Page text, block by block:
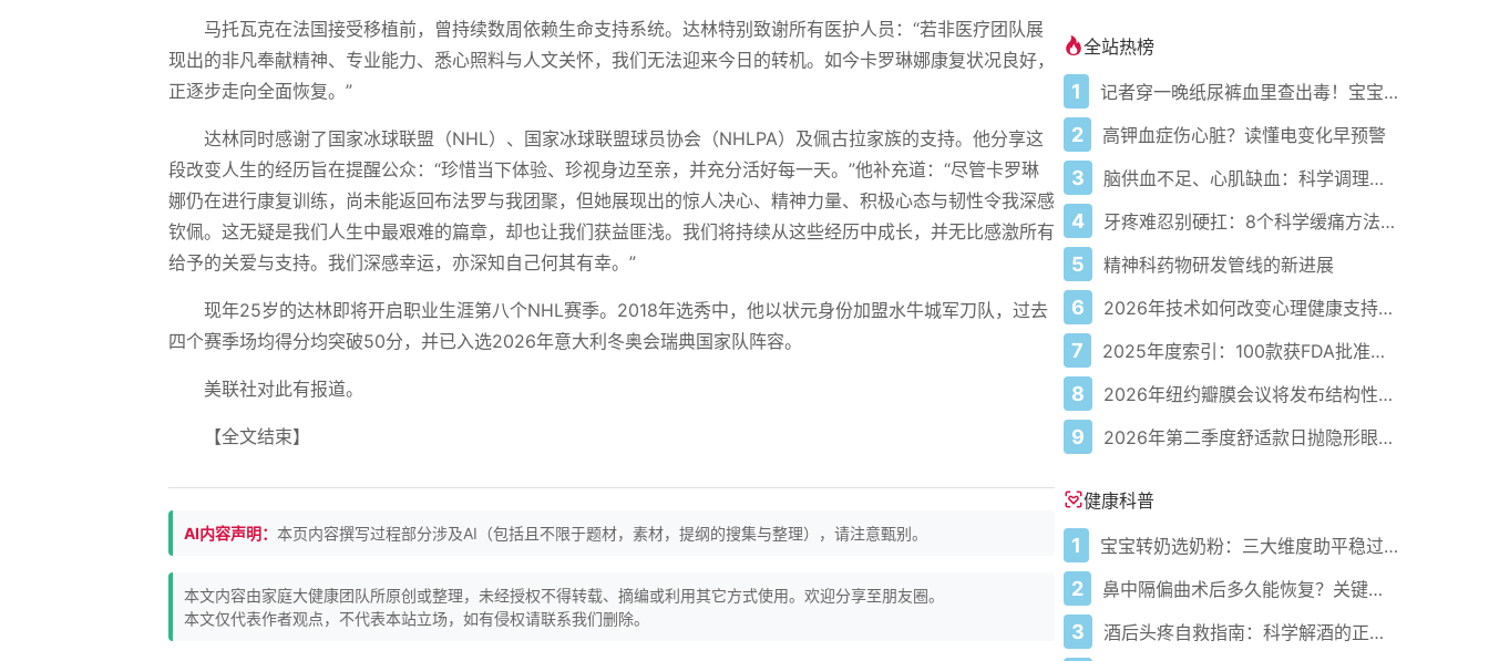
马托瓦克在法国接受移植前，曾持续数周依赖生命支持系统。达林特别致谢所有医护人员：“若非医疗团队展
现出的非凡奉献精神、专业能力、悉心照料与人文关怀，我们无法迎来今日的转机。如今卡罗琳娜康复状况良好，
正逐步走向全面恢复。”
达林同时感谢了国家冰球联盟（NHL）、国家冰球联盟球员协会（NHLPA）及佩古拉家族的支持。他分享这
段改变人生的经历旨在提醒公众：“珍惜当下体验、珍视身边至亲，并充分活好每一天。”他补充道：“尽管卡罗琳
娜仍在进行康复训练，尚未能返回布法罗与我团聚，但她展现出的惊人决心、精神力量、积极心态与韧性令我深感
钦佩。这无疑是我们人生中最艰难的篇章，却也让我们获益匪浅。我们将持续从这些经历中成长，并无比感激所有
给予的关爱与支持。我们深感幸运，亦深知自己何其有幸。”
现年25岁的达林即将开启职业生涯第八个NHL赛季。2018年选秀中，他以状元身份加盟水牛城军刀队，过去
四个赛季场均得分均突破50分，并已入选2026年意大利冬奥会瑞典国家队阵容。
美联社对此有报道。
【全文结束】
AI内容声明： 本页内容撰写过程部分涉及AI（包括且不限于题材，素材，提纲的搜集与整理），请注意甄别。
本文内容由家庭大健康团队所原创或整理，未经授权不得转载、摘编或利用其它方式使用。欢迎分享至朋友圈。
本文仅代表作者观点，不代表本站立场，如有侵权请联系我们删除。
全站热榜
1 记者穿一晚纸尿裤血里查出毒！宝宝血液浓度竟是成人的5倍？
2 高钾血症伤心脏？读懂电变化早预警
3 脑供血不足、心肌缺血：科学调理全攻略
4 牙疼难忍别硬扛：8个科学缓痛方法收好
5 精神科药物研发管线的新进展
6 2026年技术如何改变心理健康支持的获取方式
7 2025年度索引：100款获FDA批准的AI驱动医疗设备
8 2026年纽约瓣膜会议将发布结构性心脏病最新研究成果
9 2026年第二季度舒适款日抛隐形眼镜推荐，优瞳主打长效佩戴体验
健康科普
1 宝宝转奶选奶粉：三大维度助平稳过渡
2 鼻中隔偏曲术后多久能恢复？关键看这几点
3 酒后头疼自救指南：科学解酒的正确打开方式